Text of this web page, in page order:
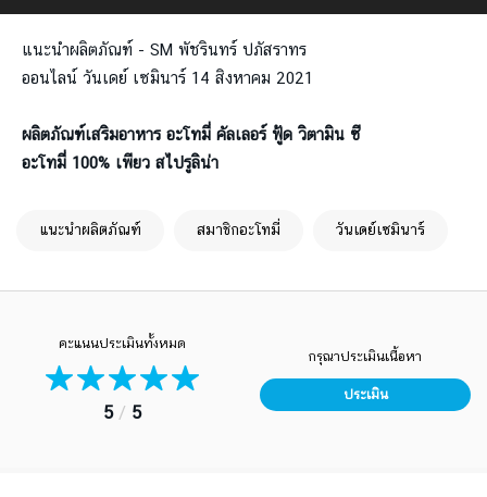
แนะนำผลิตภัณฑ์ - SM พัชรินทร์ ปภัสราทร
ออนไลน์ วันเดย์ เซมินาร์ 14 สิงหาคม 2021
ผลิตภัณฑ์เสริมอาหาร อะโทมี่ คัลเลอร์ ฟู้ด วิตามิน ซี
อะโทมี่ 100% เพียว สไปรูลิน่า
แนะนำผลิตภัณฑ์ สมาชิกอะโทมี่ วันเดย์เซมินาร์
คะแนนประเมินทั้งหมด
5/ 5
กรุณาประเมินเนื้อหา
ประเมิน